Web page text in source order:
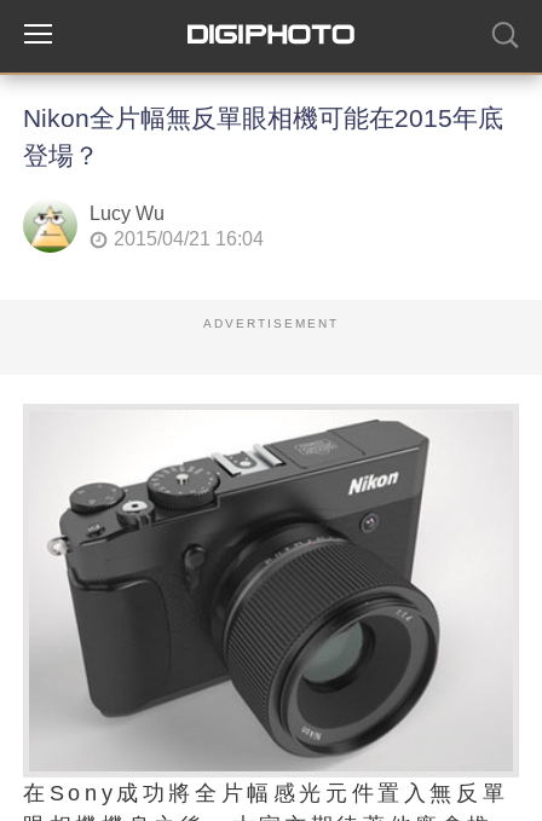
Nikon全片幅無反單眼相機可能在2015年底
登場？
Lucy Wu
2015/04/21 16:04
ADVERTISEMENT
在Sony成功將全片幅感光元件置入無反單